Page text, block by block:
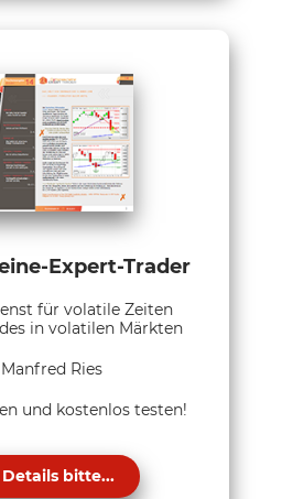
Expert-Trader
für volatile Zeiten
in volatilen Märkten
Ries
und kostenlos testen!
bitte...